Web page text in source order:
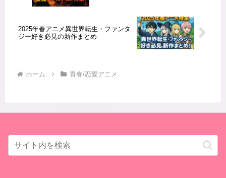
2025年春アニメ異世界転生・ファンタ
ジー好き必見の新作まとめ
ホーム 青春/恋愛アニメ